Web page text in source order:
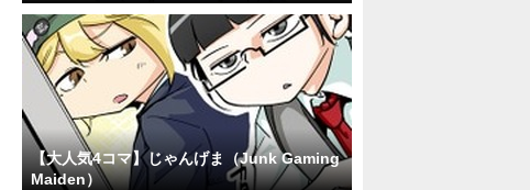
【大人気4コマ】じゃんげま（Junk Gaming
Maiden）